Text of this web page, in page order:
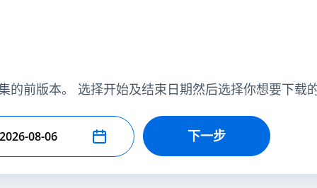
的前版本。 选择开始及结束日期然后选择你想要下载
结束日期 下一步